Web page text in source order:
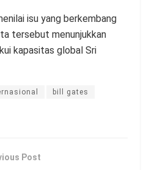
isu yang berkembang
tersebut menunjukkan
kapasitas global Sri
bill gates
Post